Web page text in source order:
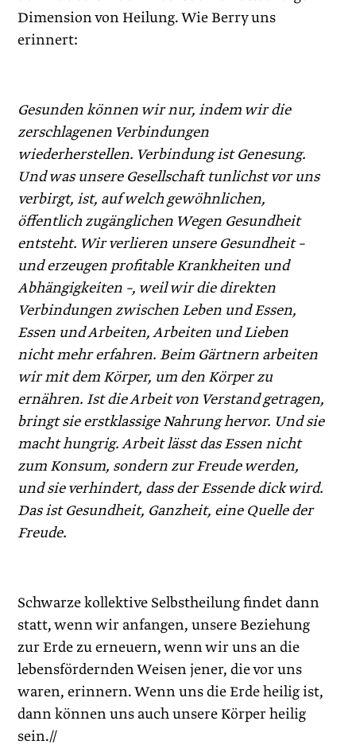
Dimension von Heilung. Wie Berry uns
erinnert:
Gesunden können wir nur, indem wir die
zerschlagenen Verbindungen
wiederherstellen. Verbindung ist Genesung.
Und was unsere Gesellschaft tunlichst vor uns
verbirgt, ist, auf welch gewöhnlichen,
öffentlich zugänglichen Wegen Gesundheit
entsteht. Wir verlieren unsere Gesundheit –
und erzeugen profitable Krankheiten und
Abhängigkeiten –, weil wir die direkten
Verbindungen zwischen Leben und Essen,
Essen und Arbeiten, Arbeiten und Lieben
nicht mehr erfahren. Beim Gärtnern arbeiten
wir mit dem Körper, um den Körper zu
ernähren. Ist die Arbeit von Verstand getragen,
bringt sie erstklassige Nahrung hervor. Und sie
macht hungrig. Arbeit lässt das Essen nicht
zum Konsum, sondern zur Freude werden,
und sie verhindert, dass der Essende dick wird.
Das ist Gesundheit, Ganzheit, eine Quelle der
Freude.
Schwarze kollektive Selbstheilung findet dann
statt, wenn wir anfangen, unsere Beziehung
zur Erde zu erneuern, wenn wir uns an die
lebensfördernden Weisen jener, die vor uns
waren, erinnern. Wenn uns die Erde heilig ist,
dann können uns auch unsere Körper heilig
sein.//